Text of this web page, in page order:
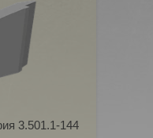
3.501.1-144